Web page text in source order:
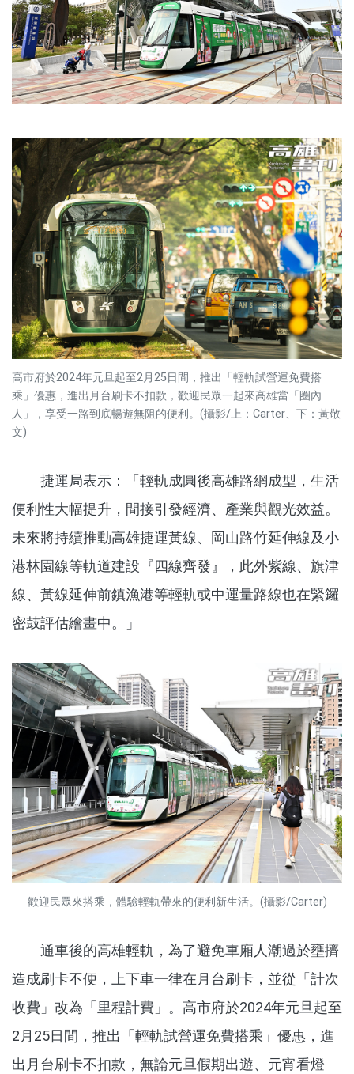
高市府於2024年元旦起至2月25日間，推出「輕軌試營運免費搭
乘」優惠，進出月台刷卡不扣款，歡迎民眾一起來高雄當「圈內
人」，享受一路到底暢遊無阻的便利。(攝影/上：Carter、下：黃敬
文)
捷運局表示：「輕軌成圓後高雄路網成型，生活
便利性大幅提升，間接引發經濟、產業與觀光效益。
未來將持續推動高雄捷運黃線、岡山路竹延伸線及小
港林園線等軌道建設『四線齊發』，此外紫線、旗津
線、黃線延伸前鎮漁港等輕軌或中運量路線也在緊鑼
密鼓評估繪畫中。」
歡迎民眾來搭乘，體驗輕軌帶來的便利新生活。(攝影/Carter)
通車後的高雄輕軌，為了避免車廂人潮過於壅擠
造成刷卡不便，上下車一律在月台刷卡，並從「計次
收費」改為「里程計費」。高市府於2024年元旦起至
2 月 25日間，推出「輕軌試營運免費搭乘」優惠，進
出月台刷卡不扣款，無論元旦假期出遊、元宵看燈